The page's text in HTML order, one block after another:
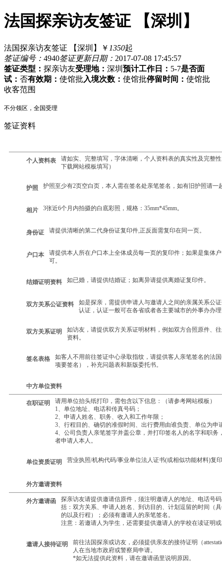
法国探亲访友签证 【深圳】
法国探亲访友签证 【深圳】 ￥ 1350起
签证编号： 4940签证更新日期： 2017-07-08 17:45:57
签证类型： 探亲访友受理地： 深圳 预计工作日： 5-7是否面
试： 否有效期： 使馆批入境次数： 使馆批停留时间： 使馆批
收客范围
不分领区，全国受理
签证资料
个人资料表
请如实、完整填写，字体清晰，个人资料表的真实性及完整
下载网站模板填写）
护照 护照至少有2页空白页，本人需在签名处亲笔签名，如有旧护照请一
相片 3张近6个月内拍摄的白底彩照，规格：35mm*45mm。
身份证 请提供清晰的第二代身份证复印件,正反面需复印在同一页。
户口本
请提供本人所在户口本上全体成员每一页的复印件；如果是集体
可。
结婚证明资料 如已婚，请提供结婚证；如离异请提供离婚证复印件。
双方关系公证资料
如是探亲，需提供申请人与邀请人之间的亲属关系公
认证，认证一般可在各省或者各主要城市的外事办办
双方关系证明
如访友，请提供双方关系证明材料，例如双方合照原件、
资料。
签名表格
如客人不用前往签证中心录取指纹，请提供客人亲笔签名的法
项要签名），补充问题表和新版委托书。
中方单位资料
在职证明
请用单位抬头纸打印，需包含以下信息：（请参考网站模板）
1、单位地址、电话和传真号码；
2、申请人姓名、职务、收入和工作年限；
3、行程目的、确切的准假时间、出行费用由谁负责、单位为申
4、公司负责人亲笔签字并盖公章，并打印签名人的名字和职务
者申请人本人。
单位资质证明 营业执照/机构代码/事业单位法人证书(或相似功能材料)复
外方邀请资料
外方邀请函
探亲访友请提供邀请信原件，须注明邀请人的地址、电话号
括：双方关系、申请人姓名、到访目的、计划逗留的时间（
的以及行程）；必须有邀请人的亲笔签名。
注意：若邀请人为学生，还需要提供邀请人的学校在读证明
邀请人接待证明
前往法国探亲或访友，必须提供亲友的接待证明（
人在当地市政府或警察局申请。
*如无法提供此资料，请在邀请函里说明原因。